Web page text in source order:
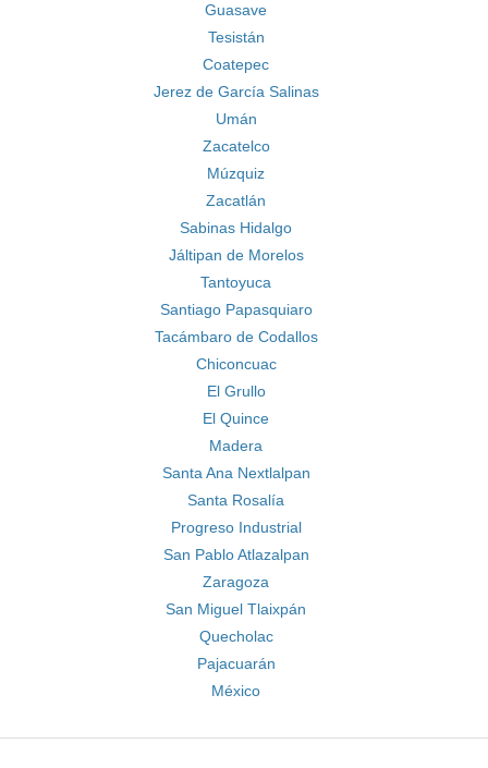
Guasave
Tesistán
Coatepec
Jerez de García Salinas
Umán
Zacatelco
Múzquiz
Zacatlán
Sabinas Hidalgo
Jáltipan de Morelos
Tantoyuca
Santiago Papasquiaro
Tacámbaro de Codallos
Chiconcuac
El Grullo
El Quince
Madera
Santa Ana Nextlalpan
Santa Rosalía
Progreso Industrial
San Pablo Atlazalpan
Zaragoza
San Miguel Tlaixpán
Quecholac
Pajacuarán
México